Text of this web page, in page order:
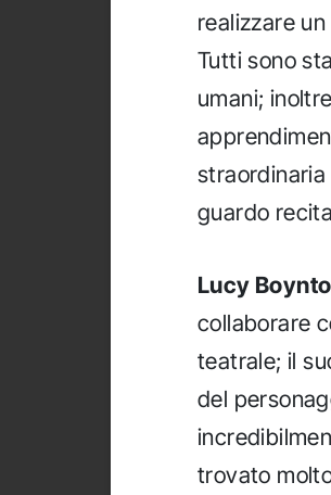
realizzare
Tutti sono
umani;
guardo
Lucy
collaborare
teatrale; il
del
trovato